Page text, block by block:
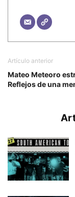
Artículo anterior
Mateo Meteoro
Reflejos de una